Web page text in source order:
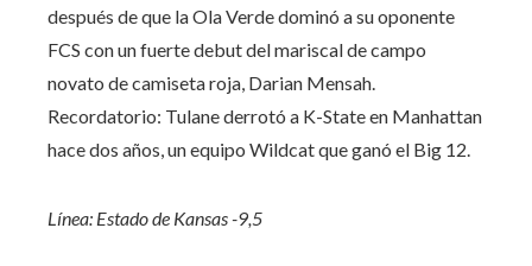
después de que la Ola Verde dominó a su oponente
FCS con un fuerte debut del mariscal de campo
novato de camiseta roja, Darian Mensah.
Recordatorio: Tulane derrotó a K-State en Manhattan
hace dos años, un equipo Wildcat que ganó el Big 12.
Línea: Estado de Kansas -9,5